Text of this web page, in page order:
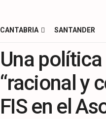
CANTABRIA SANTANDER
Una
“racional y
FIS en el